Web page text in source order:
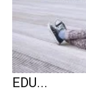
TUTTI A
EDU...